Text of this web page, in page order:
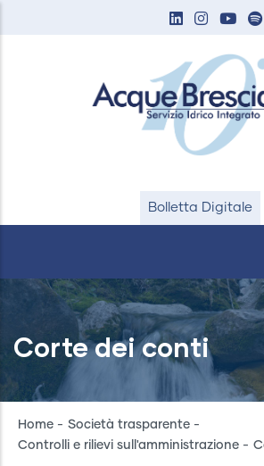
Bolletta Digitale
Corte dei conti
Breadcrumb
Home - Società trasparente -
Controlli e rilievi sull'amministrazione -